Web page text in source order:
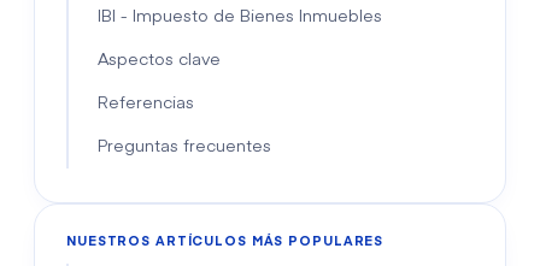
IBI - Impuesto de Bienes Inmuebles
Aspectos clave
Referencias
Preguntas frecuentes
NUESTROS ARTÍCULOS MÁS POPULARES